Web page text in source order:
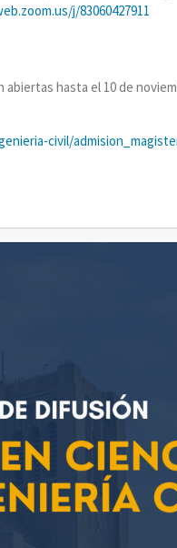
j/83060427911
hasta el 10 de
civil/